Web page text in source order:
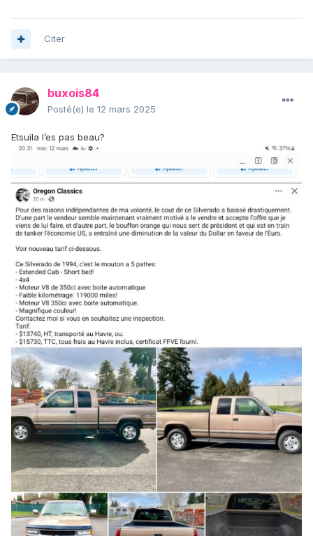
Citer
buxois84
Posté(e) le 12 mars 2025
Etsuila l’es pas beau?